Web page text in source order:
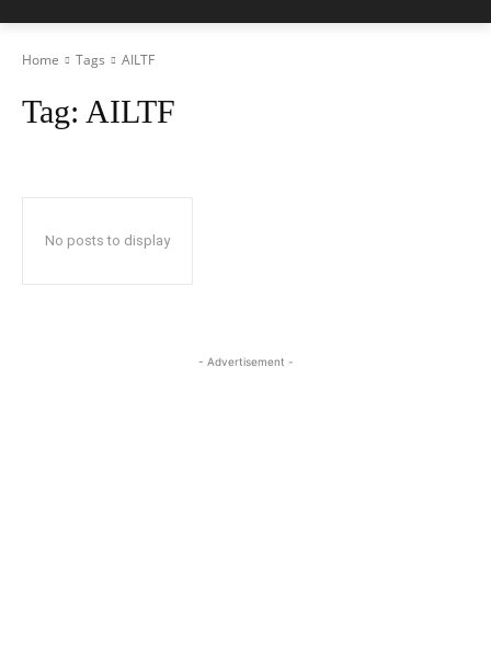
Home Tags AILTF
Tag: AILTF
No posts to display
- Advertisement -